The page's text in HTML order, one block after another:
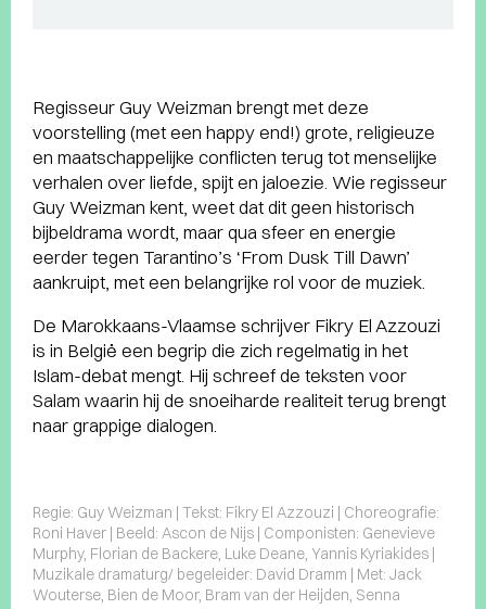
Regisseur Guy Weizman brengt met deze
voorstelling (met een happy end!) grote, religieuze
en maatschappelijke conflicten terug tot menselijke
verhalen over liefde, spijt en jaloezie. Wie regisseur
Guy Weizman kent, weet dat dit geen historisch
bijbeldrama wordt, maar qua sfeer en energie
eerder tegen Tarantino’s ‘From Dusk Till Dawn’
aankruipt, met een belangrijke rol voor de muziek.
De Marokkaans-Vlaamse schrijver Fikry El Azzouzi
is in België een begrip die zich regelmatig in het
Islam-debat mengt. Hij schreef de teksten voor
Salam waarin hij de snoeiharde realiteit terug brengt
naar grappige dialogen.
Regie: Guy Weizman | Tekst: Fikry El Azzouzi | Choreografie:
Roni Haver | Beeld: Ascon de Nijs | Componisten: Genevieve
Murphy, Florian de Backere, Luke Deane, Yannis Kyriakides |
Muzikale dramaturg/ begeleider: David Dramm | Met: Jack
Wouterse, Bien de Moor, Bram van der Heijden, Senna